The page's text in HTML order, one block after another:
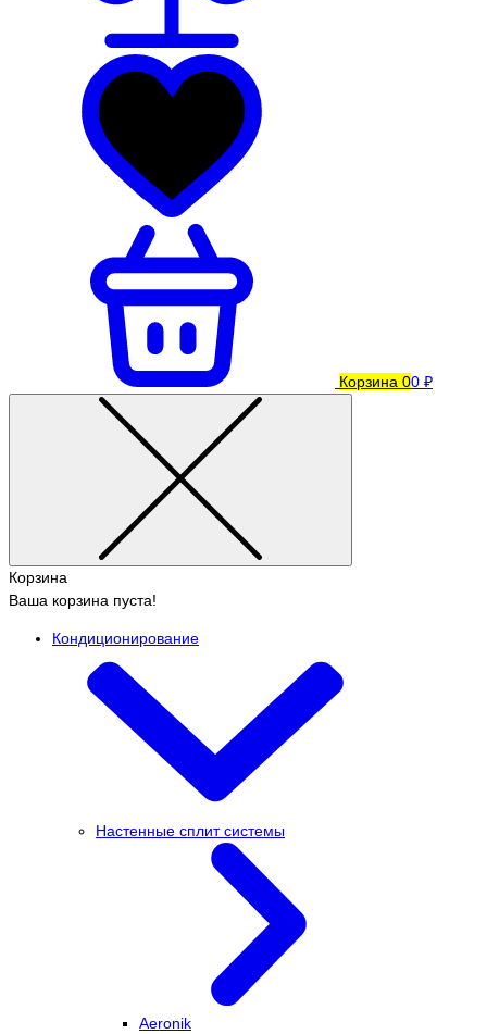
Корзина 00 ₽
Корзина
Ваша корзина пуста!
Кондиционирование
Настенные сплит системы
Aeronik